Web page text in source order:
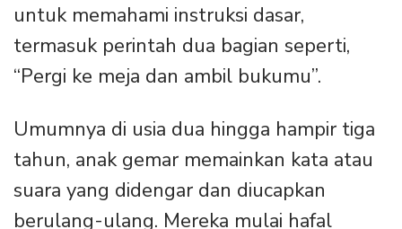
untuk memahami instruksi dasar,
termasuk perintah dua bagian seperti,
“Pergi ke meja dan ambil bukumu”.
Umumnya di usia dua hingga hampir tiga
tahun, anak gemar memainkan kata atau
suara yang didengar dan diucapkan
berulang-ulang. Mereka mulai hafal